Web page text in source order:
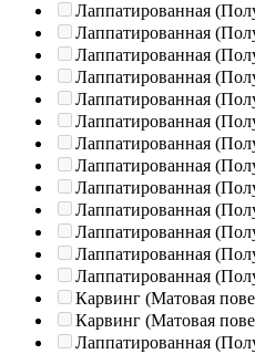
Лаппатированная
Лаппатированная
Лаппатированная
Лаппатированная
Лаппатированная
Лаппатированная
Лаппатированная
Лаппатированная
Лаппатированная
Лаппатированная
Лаппатированная
Лаппатированная
Лаппатированная
Карвинг (Матовая
Карвинг (Матовая
Лаппатированная